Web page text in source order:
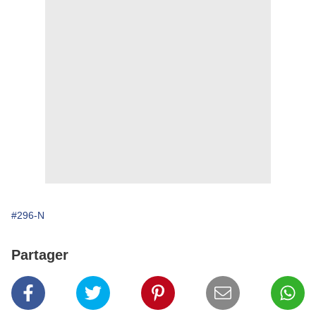
#296-N
Partager